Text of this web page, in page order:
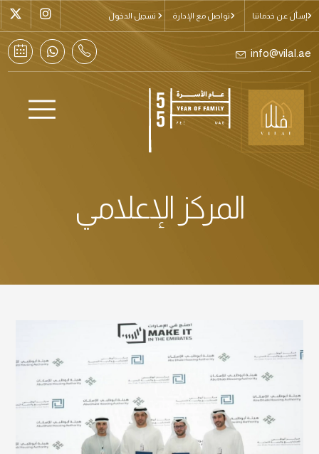
إسأل عن خدماتنا تواصل مع الإدارة تسجيل الدخول
info@vilal.ae
المركز الإعلامي